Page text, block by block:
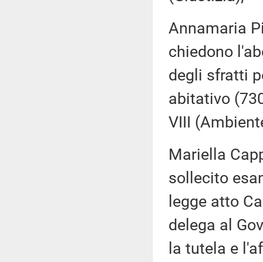
Annamaria
chiedono
degli sfratti
abitativo
VIII
Mariella
sollecito
legge atto
delega al
la tutela e